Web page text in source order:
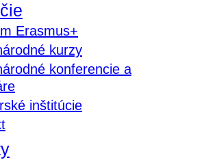
Erasmus+
kurzy
konferencie a
inštitúcie